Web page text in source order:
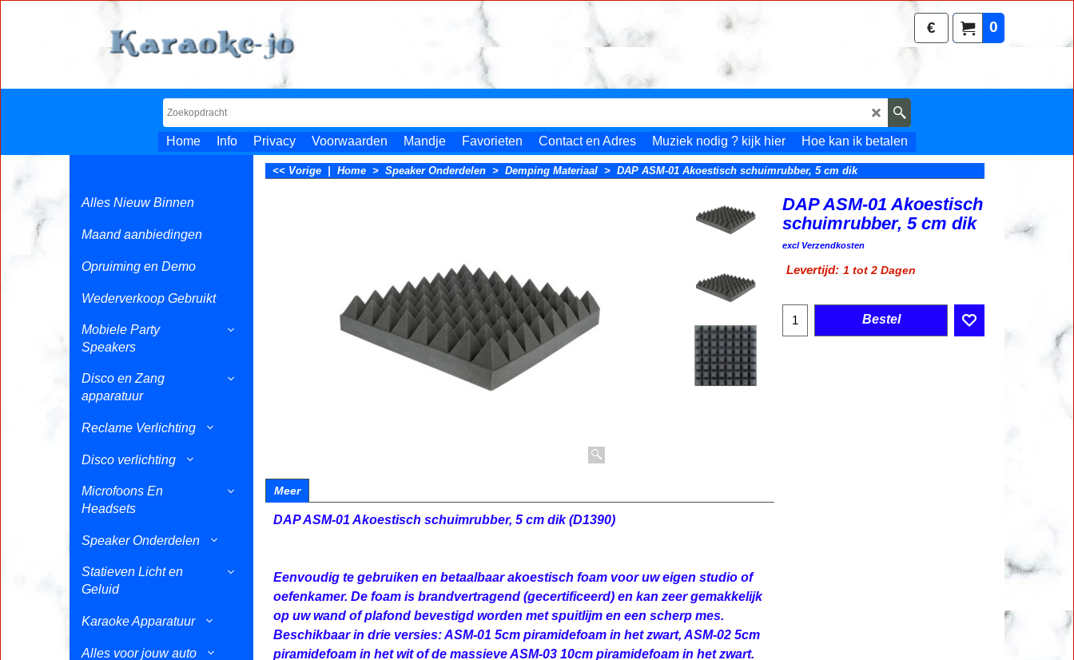
0
€
Home Info Privacy Voorwaarden Mandje Favorieten Contact en Adres Muziek nodig ? kijk hier Hoe kan ik betalen
Alles Nieuw Binnen
Maand aanbiedingen
Opruiming en Demo
Wederverkoop Gebruikt
Mobiele Party
Speakers
Disco en Zang
apparatuur
Reclame Verlichting
Disco verlichting
Microfoons En
Headsets
Speaker Onderdelen
Statieven Licht en
Geluid
Karaoke Apparatuur
Alles voor jouw auto
<< Vorige Home > Speaker Onderdelen > Demping Materiaal > DAP ASM-01 Akoestisch schuimrubber, 5 cm dik
DAP ASM-01 Akoestisch
schuimrubber, 5 cm dik
€22.95
excl Verzendkosten
Meer
DAP ASM-01 Akoestisch schuimrubber, 5 cm dik (D1390)
Eenvoudig te gebruiken en betaalbaar akoestisch foam voor uw eigen studio of
oefenkamer. De foam is brandvertragend (gecertificeerd) en kan zeer gemakkelijk
op uw wand of plafond bevestigd worden met spuitlijm en een scherp mes.
Beschikbaar in drie versies: ASM-01 5cm piramidefoam in het zwart, ASM-02 5cm
piramidefoam in het wit of de massieve ASM-03 10cm piramidefoam in het zwart.